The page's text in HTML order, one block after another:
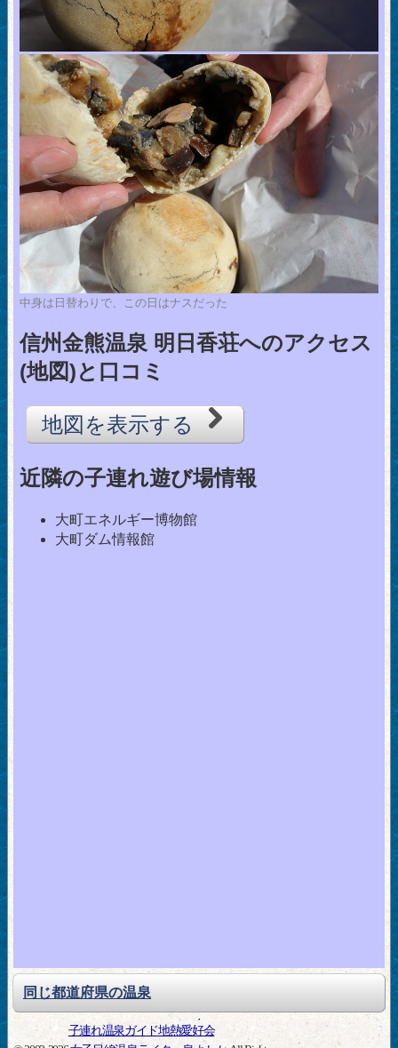
中身は日替わりで、この日はナスだった
信州金熊温泉 明日香荘へのアクセス
(地図)と口コミ
地図を表示する
近隣の子連れ遊び場情報
大町エネルギー博物館
大町ダム情報館
同じ都道府県の温泉